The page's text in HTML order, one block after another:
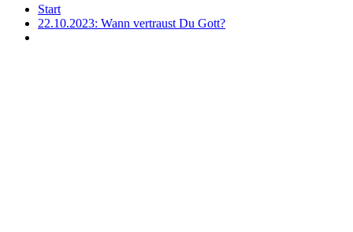
Start
22.10.2023: Wann vertraust Du Gott?